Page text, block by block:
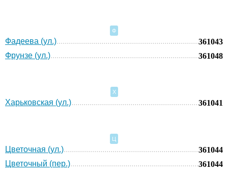
Ф
Фадеева (ул.)
361043
Фрунзе (ул.)
361048
Х
Харьковская (ул.) 361041
Цветочная (ул.)
361044
Цветочный (пер.)
361044